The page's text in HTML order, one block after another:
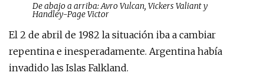
De abajo a arriba: Avro Vulcan, Vickers Valiant y
Handley-Page Victor
El 2 de abril de 1982 la situación iba a cambiar
repentina e inesperadamente. Argentina había
invadido las Islas Falkland.